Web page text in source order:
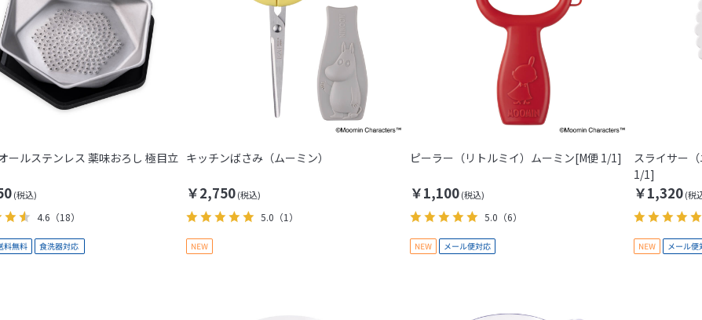
ールステンレス 薬味おろし 極目立
4.6 （18）
キッチンばさみ（ムーミン）
￥2,750
5.0 （1）
ピーラー（リトルミイ）ムーミン[M便 1/1]
￥1,100
5.0 （6）
スライサー
1/1]
￥1,320